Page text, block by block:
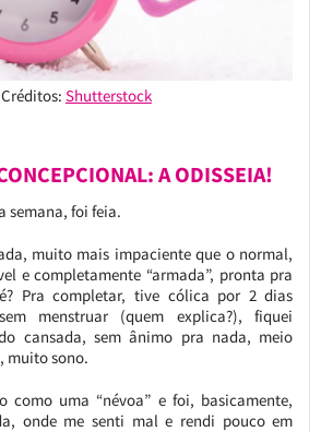
Créditos: Shutterstock
A ODISSEIA!
semana, foi feia.
muito mais impaciente que o normal,
e completamente “armada”, pronta pra
Pra completar, tive cólica por 2 dias
menstruar (quem explica?), fiquei
cansada, sem ânimo pra nada, meio
muito sono.
como uma “névoa” e foi, basicamente,
onde me senti mal e rendi pouco em